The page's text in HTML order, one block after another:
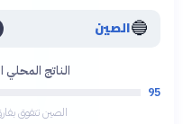
🔵الصين
الناتج المحلي
95
الصين تتفوق